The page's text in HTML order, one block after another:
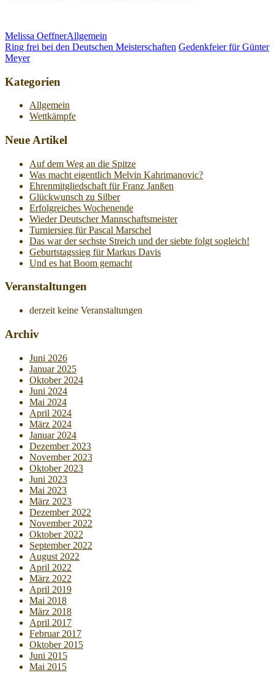
Melissa OeffnerAllgemein
Ring frei bei den Deutschen Meisterschaften Gedenkfeier für Günter
Meyer
Kategorien
Allgemein
Wettkämpfe
Neue Artikel
Auf dem Weg an die Spitze
Was macht eigentlich Melvin Kahrimanovic?
Ehrenmitgliedschaft für Franz Janßen
Glückwunsch zu Silber
Erfolgreiches Wochenende
Wieder Deutscher Mannschaftsmeister
Turniersieg für Pascal Marschel
Das war der sechste Streich und der siebte folgt sogleich!
Geburtstagssieg für Markus Davis
Und es hat Boom gemacht
Veranstaltungen
derzeit keine Veranstaltungen
Archiv
Juni 2026
Januar 2025
Oktober 2024
Juni 2024
Mai 2024
April 2024
März 2024
Januar 2024
Dezember 2023
November 2023
Oktober 2023
Juni 2023
Mai 2023
März 2023
Dezember 2022
November 2022
Oktober 2022
September 2022
August 2022
April 2022
März 2022
April 2019
Mai 2018
März 2018
April 2017
Februar 2017
Oktober 2015
Juni 2015
Mai 2015